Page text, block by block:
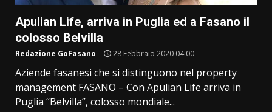
Apulian Life, arriva in Puglia ed a Fasano il
colosso Belvilla
Redazione GoFasano 28 Febbraio 2020 04:00
Aziende fasanesi che si distinguono nel property
management FASANO – Con Apulian Life arriva in
Puglia “Belvilla”, colosso mondiale...